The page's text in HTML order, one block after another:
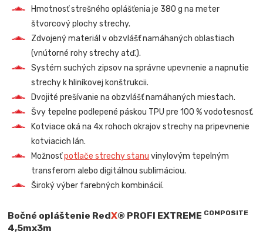
Hmotnosť strešného oplášťenia je 380 g na meter
štvorcový plochy strechy.
Zdvojený materiál v obzvlášť namáhaných oblastiach
(vnútorné rohy strechy atď.).
Systém suchých zipsov na správne upevnenie a napnutie
strechy k hliníkovej konštrukcii.
Dvojité prešívanie na obzvlášť namáhaných miestach.
Švy tepelne podlepené páskou TPU pre 100 % vodotesnosť.
Kotviace oká na 4x rohoch okrajov strechy na pripevnenie
kotviacich lán.
Možnosťpotlače strechy stanu vinylovým tepelným
transferom alebo digitálnou sublimáciou.
Široký výber farebných kombinácií.
Bočné opláštenie RedX® PROFI EXTREME COMPOSITE
4,5mx3m